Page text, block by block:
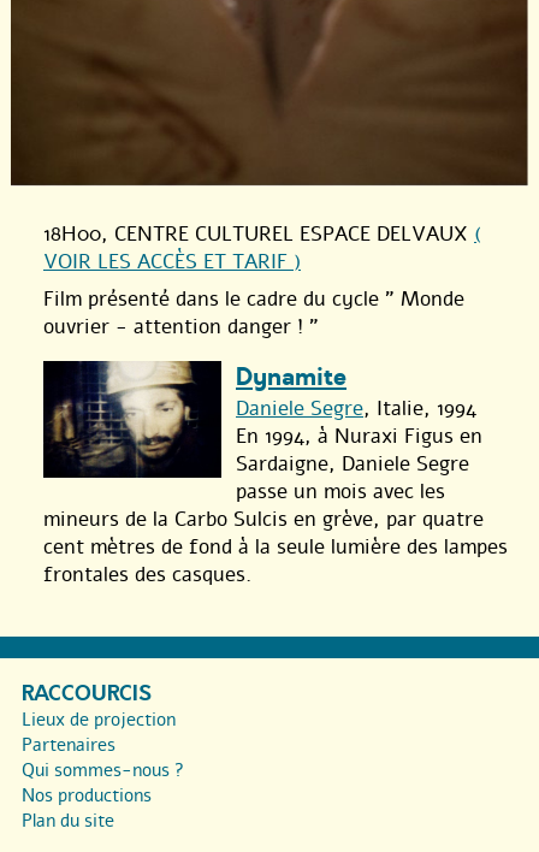
18H00, CENTRE CULTUREL ESPACE DELVAUX (
VOIR LES ACCÈS ET TARIF )
Film présenté dans le cadre du cycle " Monde
ouvrier - attention danger ! "
Dynamite
Daniele Segre, Italie, 1994
En 1994, à Nuraxi Figus en
Sardaigne, Daniele Segre
passe un mois avec les
mineurs de la Carbo Sulcis en grève, par quatre
cent mètres de fond à la seule lumière des lampes
frontales des casques.
RACCOURCIS
Lieux de projection
Partenaires
Qui sommes-nous ?
Nos productions
Plan du site